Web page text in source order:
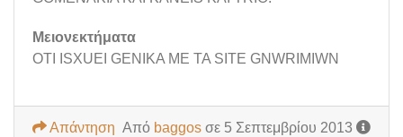
Μειονεκτήματα
OTI ISXUEI GENIKA ME TA SITE GNWRIMIWN
Από baggos σε 5 Σεπτεμβρίου 2013
Απάντηση